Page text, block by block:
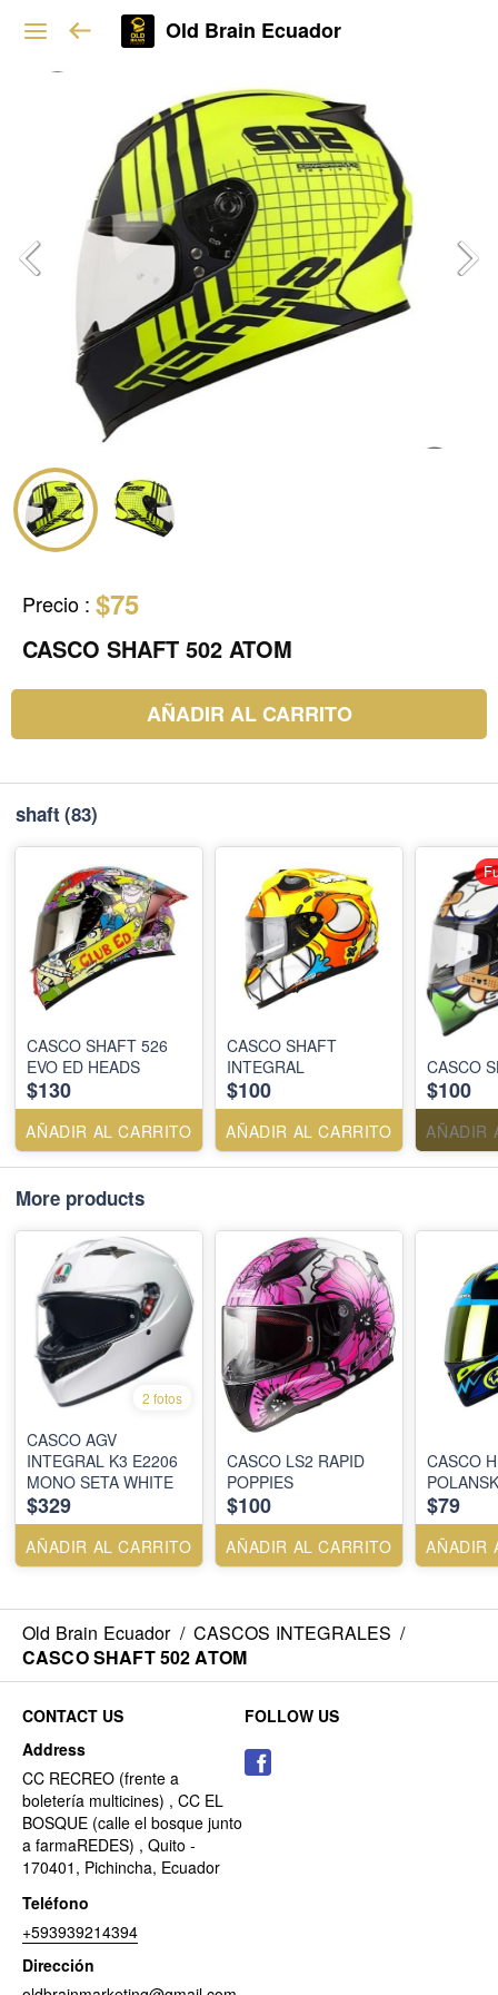
Old Brain Ecuador
Precio : $75
CASCO SHAFT 502 ATOM
AÑADIR AL CARRITO
shaft (83)
CASCO SHAFT 526
EVO ED HEADS
$130
AÑADIR AL CARRITO
CASCO SHAFT
INTEGRAL
$100
AÑADIR AL CARRITO
CASCO
$100
AÑADIR
More products
2 fotos
CASCO AGV
INTEGRAL K3 E2206
MONO SETA WHITE
$329
AÑADIR AL CARRITO
CASCO LS2 RAPID
POPPIES
$100
AÑADIR AL CARRITO
CASCO
$79
AÑADIR
Old Brain Ecuador / CASCOS INTEGRALES /
CASCO SHAFT 502 ATOM
CONTACT US
Address
CC RECREO (frente a
boletería multicines) , CC EL
BOSQUE (calle el bosque junto
a farmaREDES) , Quito -
170401, Pichincha, Ecuador
Teléfono
+593939214394
Dirección
FOLLOW US